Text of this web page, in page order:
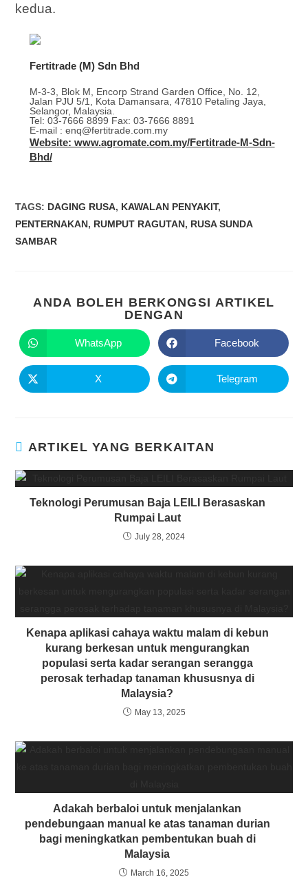
kedua.
Fertitrade (M) Sdn Bhd
M-3-3, Blok M, Encorp Strand Garden Office, No. 12,
Jalan PJU 5/1, Kota Damansara, 47810 Petaling Jaya,
Selangor, Malaysia.
Tel: 03-7666 8899 Fax: 03-7666 8891
E-mail : enq@fertitrade.com.my
Website: www.agromate.com.my/Fertitrade-M-Sdn-
Bhd/
TAGS: DAGING RUSA, KAWALAN PENYAKIT,
PENTERNAKAN, RUMPUT RAGUTAN, RUSA SUNDA
SAMBAR
ANDA BOLEH BERKONGSI ARTIKEL
DENGAN
WhatsApp Facebook
X Telegram
ARTIKEL YANG BERKAITAN
Teknologi Perumusan Baja LEILI Berasaskan
Rumpai Laut
July 28, 2024
Kenapa aplikasi cahaya waktu malam di kebun
kurang berkesan untuk mengurangkan
populasi serta kadar serangan serangga
perosak terhadap tanaman khususnya di
Malaysia?
May 13, 2025
Adakah berbaloi untuk menjalankan
pendebungaan manual ke atas tanaman durian
bagi meningkatkan pembentukan buah di
Malaysia
March 16, 2025